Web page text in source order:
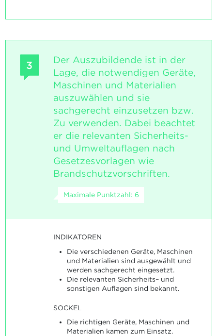
3
Der Auszubildende ist in der
Lage, die notwendigen Geräte,
Maschinen und Materialien
auszuwählen und sie
sachgerecht einzusetzen bzw.
Zu verwenden. Dabei beachtet
er die relevanten Sicherheits-
und Umweltauflagen nach
Gesetzesvorlagen wie
Brandschutzvorschriften.
Maximale Punktzahl: 6
INDIKATOREN
Die verschiedenen Geräte, Maschinen
und Materialien sind ausgewählt und
werden sachgerecht eingesetzt.
Die relevanten Sicherheits– und
sonstigen Auflagen sind bekannt.
SOCKEL
Die richtigen Geräte, Maschinen und
Materialien kamen zum Einsatz.